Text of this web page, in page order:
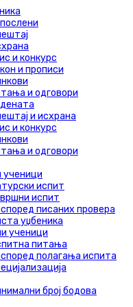
и конкурс
и прописи
и одговори
и исхрана
и конкурс
и одговори
ученици
испит
испит
писаних провера
уџбеника
ученици
питања
полагања испита
број бодова